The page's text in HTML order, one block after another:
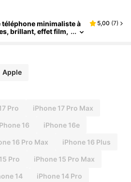
téléphone minimaliste à
brillant, effet film,
5,00 (7)
Apple
Pro iPhone 17 Pro Max
16 iPhone 16e
16 Pro Max iPhone 16 Plus
Pro iPhone 15 Pro Max
14 iPhone 14 Pro